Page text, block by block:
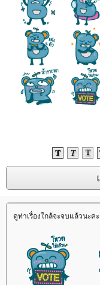
ดูท่าเรื่องใกล้จะจบแล้วนะคะ